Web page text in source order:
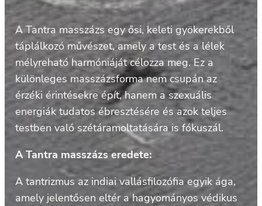
A Tantra masszázs egy ősi, keleti gyökerekből
táplálkozó művészet, amely a test és a lélek
mélyreható harmóniáját célozza meg. Ez a
különleges masszázsforma nem csupán az
érzéki érintésekre épít, hanem a szexuális
energiák tudatos ébresztésére és azok teljes
testben való szétáramoltatására is fókuszál.
A Tantra masszázs eredete:
A tantrizmus az indiai vallásfilozófia egyik ága,
amely jelentősen eltér a hagyományos védikus